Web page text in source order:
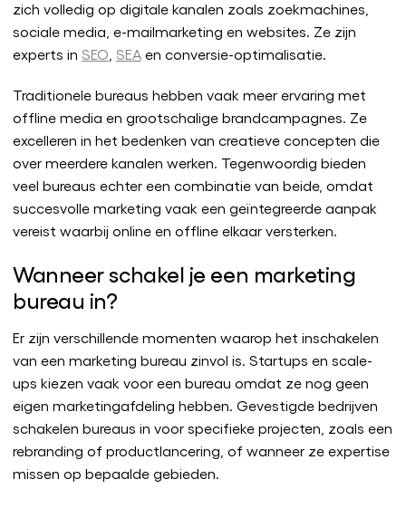
zich volledig op digitale kanalen zoals zoekmachines,
sociale media, e-mailmarketing en websites. Ze zijn
experts in SEO SEA en conversie-optimalisatie.
Traditionele bureaus hebben vaak meer ervaring met
offline media en grootschalige brandcampagnes. Ze
excelleren in het bedenken van creatieve concepten die
over meerdere kanalen werken. Tegenwoordig bieden
veel bureaus echter een combinatie van beide, omdat
succesvolle marketing vaak een geïntegreerde aanpak
vereist waarbij online en offline elkaar versterken.
Wanneer schakel je een marketing
bureau in?
Er zijn verschillende momenten waarop het inschakelen
van een marketing bureau zinvol is. Startups en scale-
ups kiezen vaak voor een bureau omdat ze nog geen
eigen marketingafdeling hebben. Gevestigde bedrijven
schakelen bureaus in voor specifieke projecten, zoals een
rebranding of productlancering, of wanneer ze expertise
missen op bepaalde gebieden.